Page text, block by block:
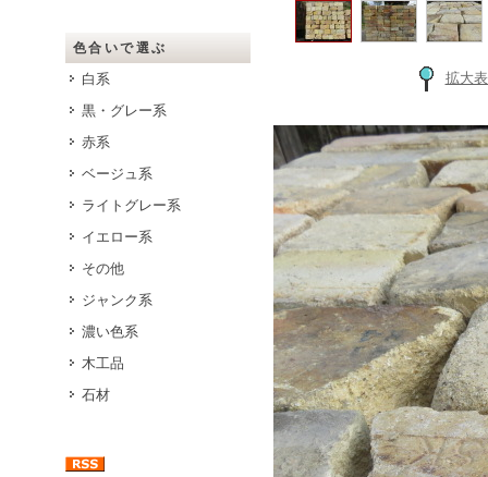
色合いで選ぶ
白系
黒・グレー系
赤系
ベージュ系
ライトグレー系
イエロー系
その他
ジャンク系
濃い色系
木工品
石材
拡大